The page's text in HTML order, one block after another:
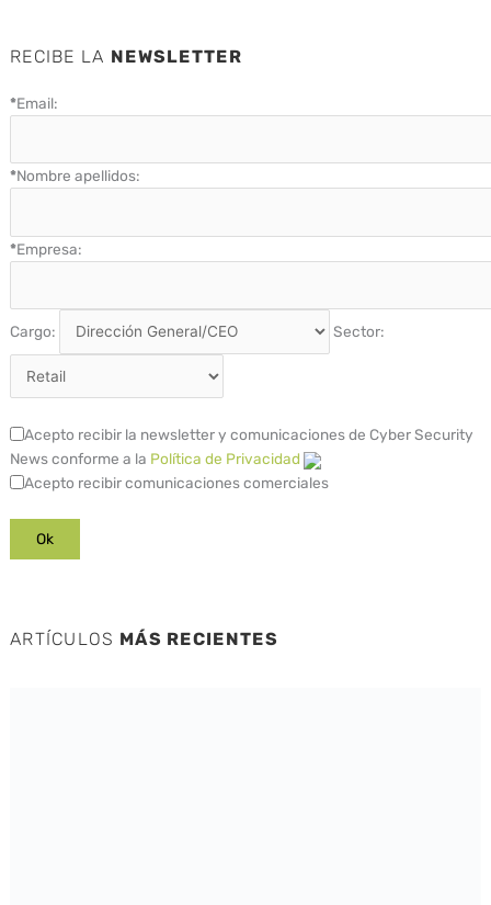
RECIBE LA NEWSLETTER
*Email:
*Nombre apellidos:
*Empresa:
Cargo: Sector:
Acepto recibir la newsletter y comunicaciones de Cyber Security
News conforme a la Política de Privacidad
Acepto recibir comunicaciones comerciales
ARTÍCULOS MÁS RECIENTES